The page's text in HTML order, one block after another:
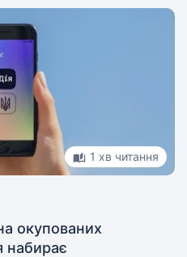
1 хв читання
окупованих
набирає